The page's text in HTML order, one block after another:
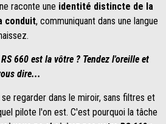
raconte une identité distincte de la
conduit, communiquant dans une langue
660 est la vôtre ? Tendez l'oreille et
dire...
regarder dans le miroir, sans filtres et
pilote l'on est. C'est pourquoi la tâche